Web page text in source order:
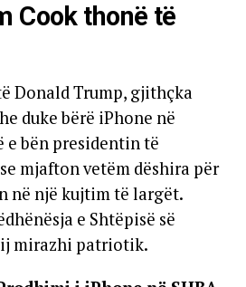
Cook thonë të
Donald Trump, gjithçka
duke bërë iPhone në
e bën presidentin të
mjafton vetëm dëshira për
në një kujtim të largët.
e Shtëpisë së
mirazhi patriotik.